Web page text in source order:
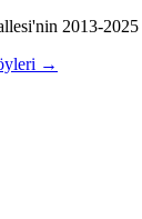
2013-2025
→